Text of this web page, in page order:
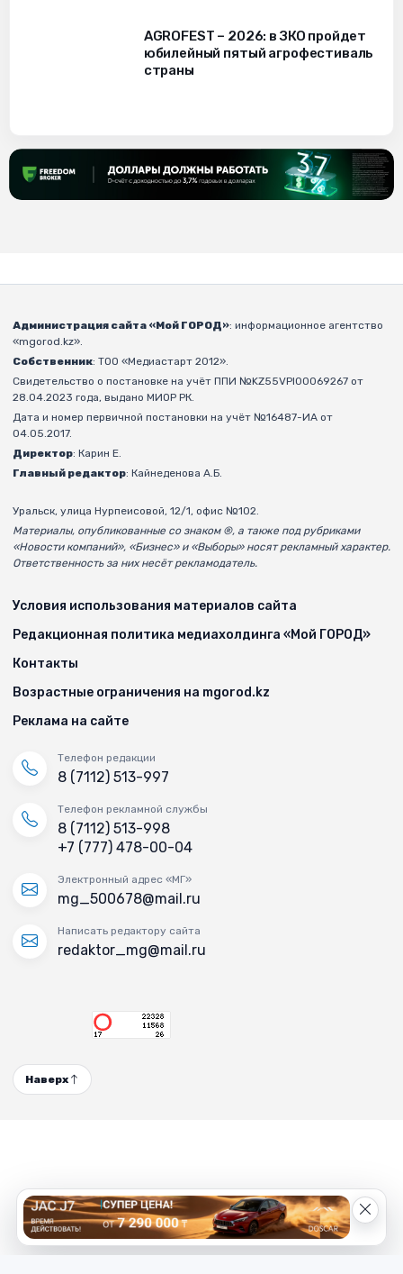
AGROFEST – 2026: в ЗКО пройдет
юбилейный пятый агрофестиваль
страны
Администрация сайта «Мой ГОРОД»: информационное агентство
«mgorod.kz».
Собственник: ТОО «Медиастарт 2012».
Свидетельство о постановке на учёт ППИ №KZ55VPI00069267 от
28.04.2023 года, выдано МИОР РК.
Дата и номер первичной постановки на учёт №16487-ИА от
04.05.2017.
Директор: Карин Е.
Главный редактор: Кайнеденова А.Б.
Уральск, улица Нурпеисовой, 12/1, офис №102.
Материалы, опубликованные со знаком ®, а также под рубриками
«Новости компаний», «Бизнес» и «Выборы» носят рекламный характер.
Ответственность за них несёт рекламодатель.
Условия использования материалов сайта
Редакционная политика медиахолдинга «Мой ГОРОД»
Контакты
Возрастные ограничения на mgorod.kz
Реклама на сайте
Телефон редакции
8 (7112) 513-997
Телефон рекламной службы
8 (7112) 513-998
+7 (777) 478-00-04
Электронный адрес «МГ»
mg_500678@mail.ru
Написать редактору сайта
redaktor_mg@mail.ru
Наверх